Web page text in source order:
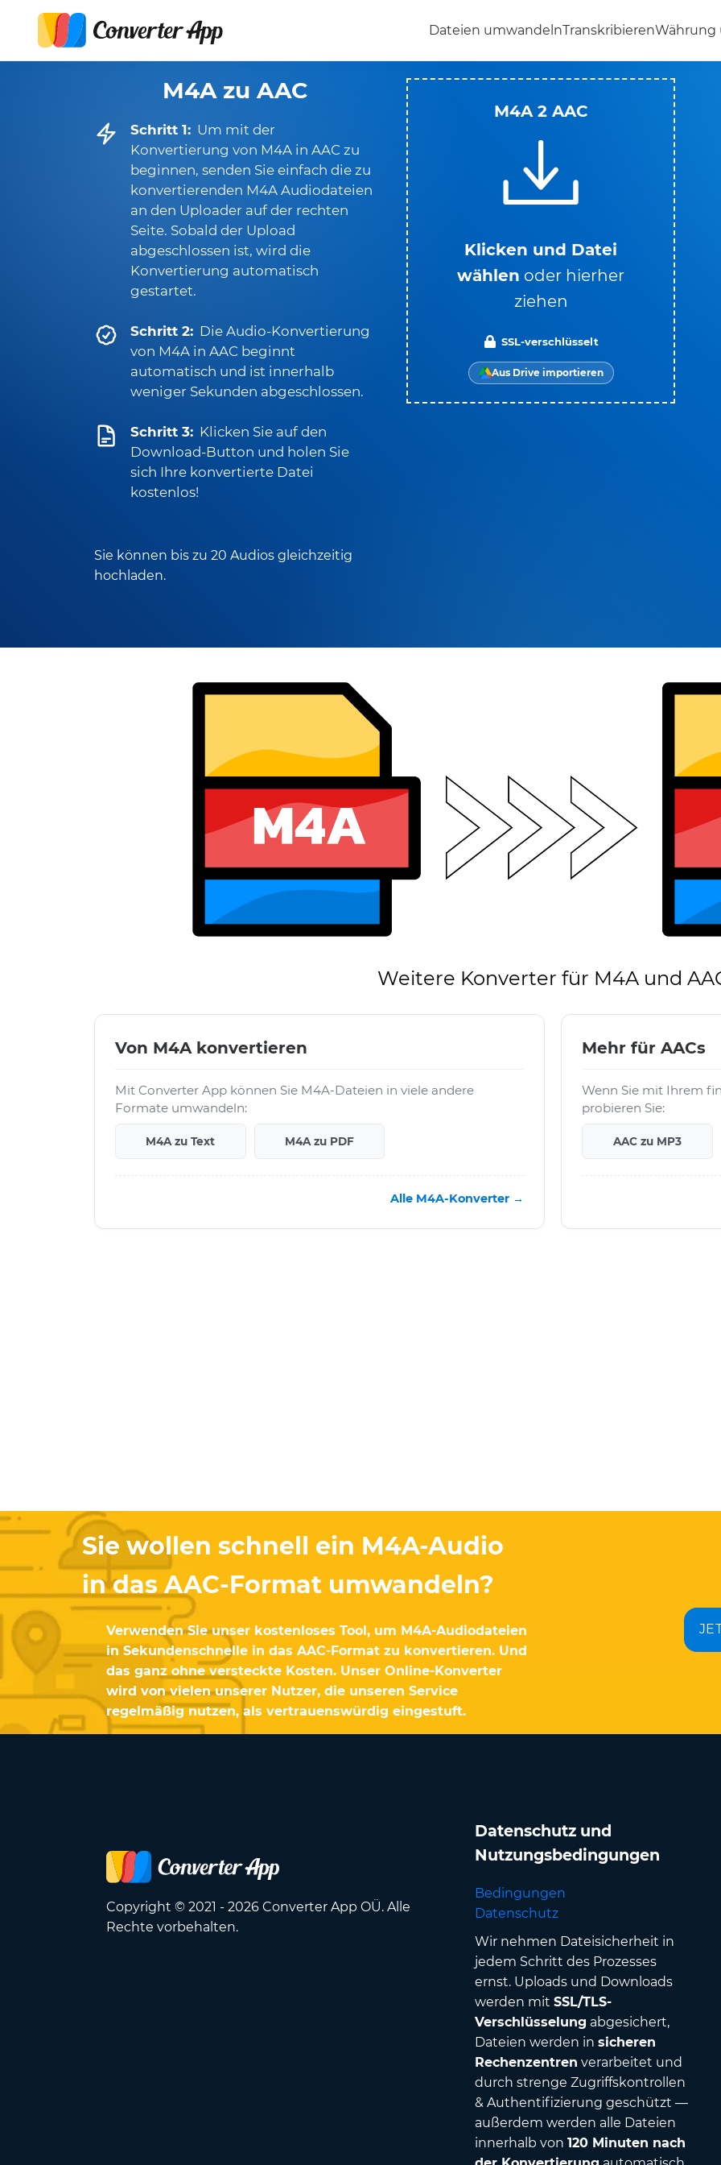
Dateien umwandelnTranskribierenWährung
M4A zu AAC
Schritt 1: Um mit der
Konvertierung von M4A in AAC zu
beginnen, senden Sie einfach die zu
konvertierenden M4A Audiodateien
an den Uploader auf der rechten
Seite. Sobald der Upload
abgeschlossen ist, wird die
Konvertierung automatisch
gestartet.
Schritt 2: Die Audio-Konvertierung
von M4A in AAC beginnt
automatisch und ist innerhalb
weniger Sekunden abgeschlossen.
Schritt 3: Klicken Sie auf den
Download-Button und holen Sie
sich Ihre konvertierte Datei
kostenlos!
Sie können bis zu 20 Audios gleichzeitig
hochladen.
M4A 2 AAC
Klicken und Datei
wählen oder hierher
ziehen
SSL-verschlüsselt
Aus Drive importieren
Weitere Konverter für M4A und
Von M4A konvertieren
Mit Converter App können Sie M4A-Dateien in viele andere
Formate umwandeln:
M4A zu Text M4A zu PDF
Alle M4A-Konverter →
Mehr für AACs
Wenn Sie mit Ihrem
probieren Sie:
AAC zu MP3
Sie wollen schnell ein M4A-Audio
in das AAC-Format umwandeln?
Verwenden Sie unser kostenloses Tool, um M4A-Audiodateien
in Sekundenschnelle in das AAC-Format zu konvertieren. Und
das ganz ohne versteckte Kosten. Unser Online-Konverter
wird von vielen unserer Nutzer, die unseren Service
regelmäßig nutzen, als vertrauenswürdig eingestuft.
Copyright © 2021 - 2026 Converter App OÜ. Alle
Rechte vorbehalten.
Datenschutz und
Nutzungsbedingungen
Bedingungen
Datenschutz
Wir nehmen Dateisicherheit in
jedem Schritt des Prozesses
ernst. Uploads und Downloads
werden mit SSL/TLS-
Verschlüsselung abgesichert,
Dateien werden in sicheren
Rechenzentren verarbeitet und
durch strenge Zugriffskontrollen
& Authentifizierung geschützt —
außerdem werden alle Dateien
innerhalb von 120 Minuten nach